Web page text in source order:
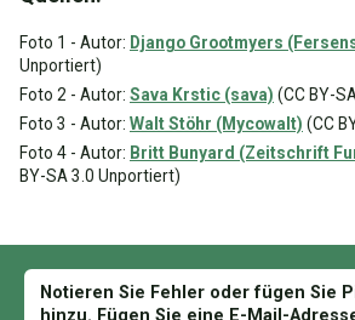
Foto 1 - Autor: Django Grootmyers
Unportiert)
Foto 2 - Autor: Sava Krstic (sava) (CC BY-
Foto 3 - Autor: Walt Stöhr (Mycowalt) (CC
Foto 4 - Autor: Britt Bunyard (Zeitschrift
BY-SA 3.0 Unportiert)